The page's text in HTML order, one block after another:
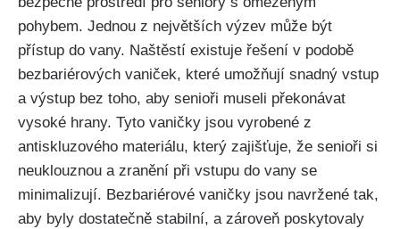
pohybem. Jednou z největších výzev může být
přístup do vany. Naštěstí existuje řešení v podobě
bezbariérových vaniček, které umožňují snadný vstup
a výstup bez toho, aby senioři museli překonávat
vysoké hrany. Tyto vaničky jsou vyrobené z
antiskluzového materiálu, který zajišťuje, že senioři si
neuklouznou a zranění při vstupu do vany se
minimalizují. Bezbariérové vaničky jsou navržené tak,
aby byly dostatečně stabilní, a zároveň poskytovaly